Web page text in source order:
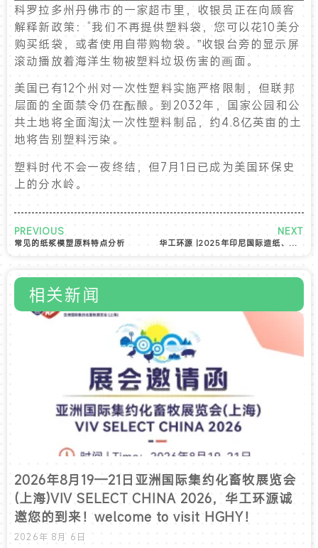
科罗拉多州丹佛市的一家超市里，收银员正在向顾客
解释新政策：“我们不再提供塑料袋，您可以花10美分
购买纸袋，或者使用自带购物袋。”收银台旁的显示屏
滚动播放着海洋生物被塑料垃圾伤害的画面。
美国已有12个州对一次性塑料实施严格限制，但联邦
层面的全面禁令仍在酝酿。到2032年，国家公园和公
共土地将全面淘汰一次性塑料制品，约4.8亿英亩的土
地将告别塑料污染。
塑料时代不会一夜终结，但7月1日已成为美国环保史
上的分水岭。
PREVIOUS
常见的纸浆模塑原料特点分析
NEXT
华工环源 |2025年印尼国际造纸、印包和水处理工业展览会
相关新闻
2026年8月19—21日亚洲国际集约化畜牧展览会
(上海)VIV SELECT CHINA 2026，华工环源诚
邀您的到来！welcome to visit HGHY！
2026年 8月 6日